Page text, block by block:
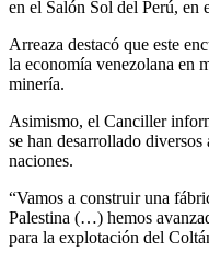
en el Salón Sol del Perú, en
Arreaza destacó que este
la economía venezolana en
minería.
Asimismo, el Canciller
se han desarrollado
naciones.
“Vamos a construir una
Palestina (…) hemos
para la explotación del